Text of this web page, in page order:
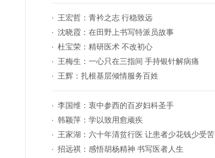
王宏哲：青衿之志 行稳致远
沈晓霞：在田野上书写特派员故事
杜宝荣：精研医术 不改初心
王梅生：一心只在三指间 手持银针解病痛
王辉：扎根基层倾情服务百姓
李国维：衷中参西的百岁妇科圣手
韩颖萍：学以致用愈顽疾
王家湖：六十年清贫行医 让患者少花钱少受苦
招远祺：感悟胡杨精神 书写医者人生